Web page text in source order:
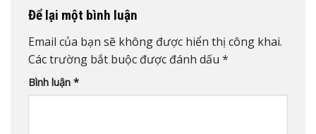
Để lại một bình luận
Email của bạn sẽ không được hiển thị công khai.
Các trường bắt buộc được đánh dấu *
Bình luận *